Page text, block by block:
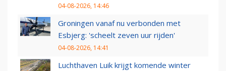
04-08-2026, 14:46
Groningen vanaf nu verbonden met
Esbjerg: 'scheelt zeven uur rijden'
04-08-2026, 14:41
Luchthaven Luik krijgt komende winter